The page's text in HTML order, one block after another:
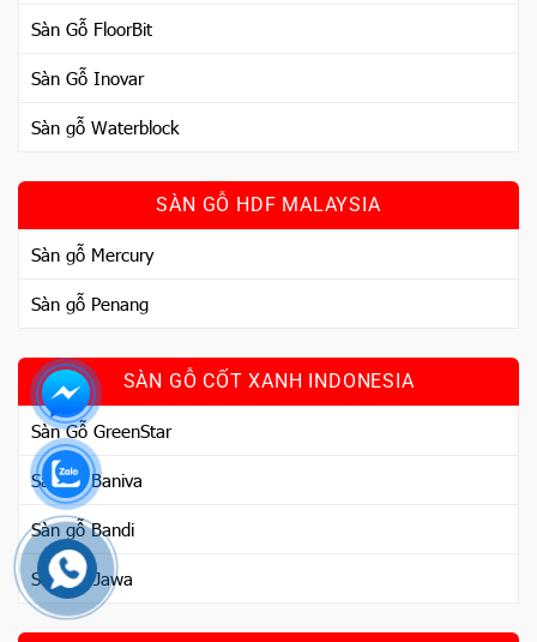
Sàn Gỗ FloorBit
Sàn Gỗ Inovar
Sàn gỗ Waterblock
SÀN GỖ HDF MALAYSIA
Sàn gỗ Mercury
Sàn gỗ Penang
SÀN GỖ CỐT XANH INDONESIA
Sàn Gỗ GreenStar
Sàn gỗ Baniva
Sàn gỗ Bandi
Sàn Gỗ Jawa